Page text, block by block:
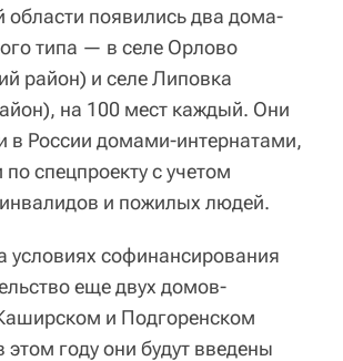
области появились два дома-
типа — в селе Орлово
район) и селе Липовка
на 100 мест каждый. Они
в России домами-интернатами,
спецпроекту с учетом
и пожилых людей.
условиях софинансирования
еще двух домов-
и Подгоренском
году они будут введены